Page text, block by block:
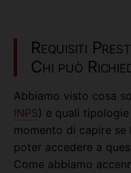
Requisiti
Chi può
Abbiamo visto cosa
INPS) e quali
momento di capire se
poter accedere a
Come abbiamo